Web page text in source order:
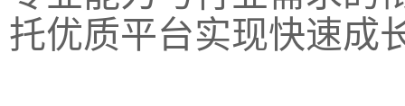
托优质平台实现快速成